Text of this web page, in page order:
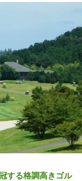
する格調高きゴル